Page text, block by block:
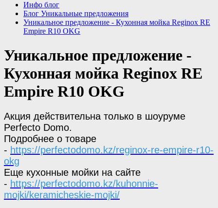
Инфо блог
Блог Уникальные предложения
Уникальное предложение - Кухонная мойка Reginox RE
Empire R10 OKG
Уникальное предложение -
Кухонная мойка Reginox RE
Empire R10 OKG
Акция действительна только в шоуруме
Perfecto Domo.
Подробнее о товаре
- https://perfectodomo.kz/reginox-re-empire-r10-
okg
Еще кухонные мойки на сайте
- https://perfectodomo.kz/kuhonnie-
mojki/keramicheskie-mojki/